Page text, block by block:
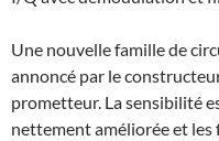
Une nouvelle famille de
annoncé par le
prometteur. La sensibilité
nettement améliorée et